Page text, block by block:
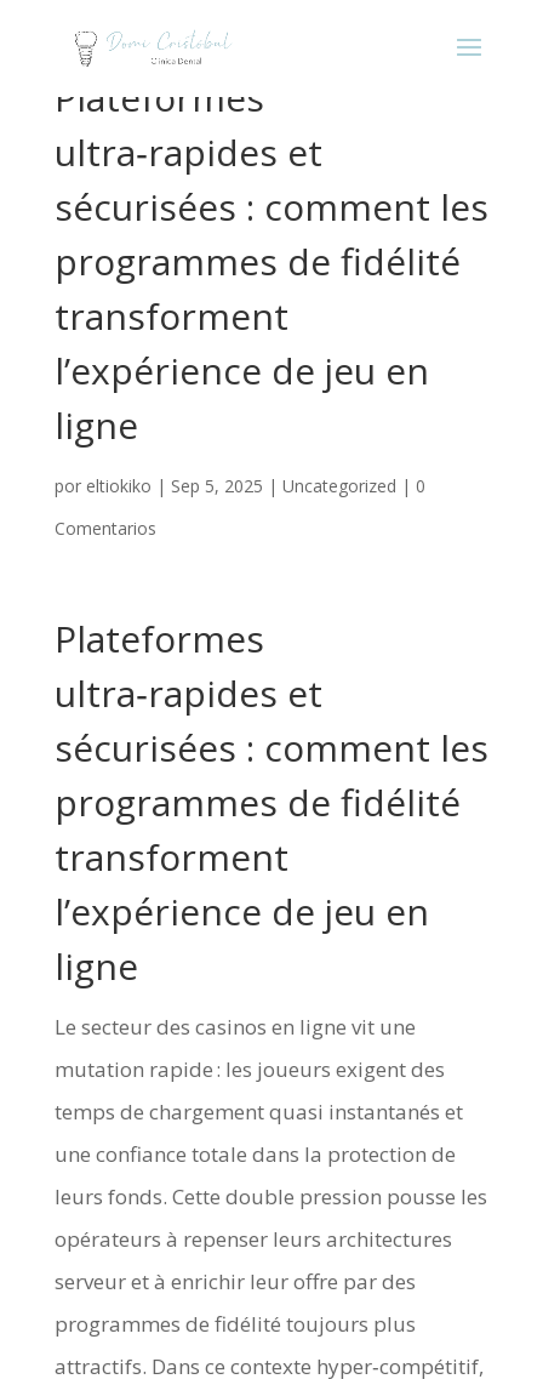
Plateformes
ultra‑rapides et
sécurisées : comment les
programmes de fidélité
transforment
l’expérience de jeu en
ligne
por eltiokiko | Sep 5, 2025 | Uncategorized | 0
Comentarios
Plateformes
ultra‑rapides et
sécurisées : comment les
programmes de fidélité
transforment
l’expérience de jeu en
ligne
Le secteur des casinos en ligne vit une
mutation rapide : les joueurs exigent des
temps de chargement quasi instantanés et
une confiance totale dans la protection de
leurs fonds. Cette double pression pousse les
opérateurs à repenser leurs architectures
serveur et à enrichir leur offre par des
programmes de fidélité toujours plus
attractifs. Dans ce contexte hyper‑compétitif,